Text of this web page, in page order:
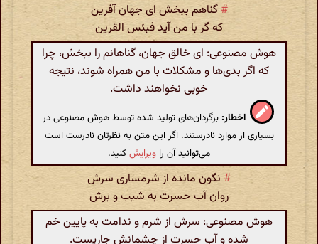
# گناهم ببخش ای جهان آفرین
که گر با من آید فبئس القرین
هوش مصنوعی: ای خالق جهان، گناهانم را ببخش، چرا
که اگر بدی‌ها و مشکلات با من همراه شوند، نتیجه
خوبی نخواهند داشت.
اخطار: برگردان‌های تولید شده توسط هوش مصنوعی در
بسیاری از موارد نادرستند. اگر این متن به نظرتان نادرست است
می‌توانید آن را ویرایشکنید.
# نگون مانده از شرمساری سرش
روان آب حسرت به شیب و برش
هوش مصنوعی: سرش از شرم و ندامت به پایین خم
شده و آب حسرت از چشمانش جاریست.